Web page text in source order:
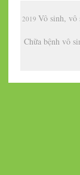
2019Vô sinh, vô
Chữa bệnh vô